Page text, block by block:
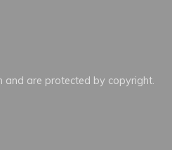
are protected by copyright.